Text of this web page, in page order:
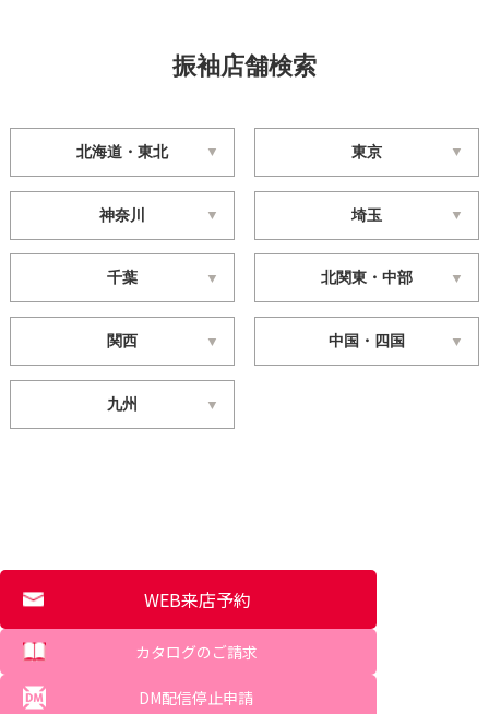
振袖店舗検索
北海道・東北 東京
神奈川 埼玉
千葉 北関東・中部
関西 中国・四国
九州
WEB来店予約
カタログのご請求
DM配信停止申請